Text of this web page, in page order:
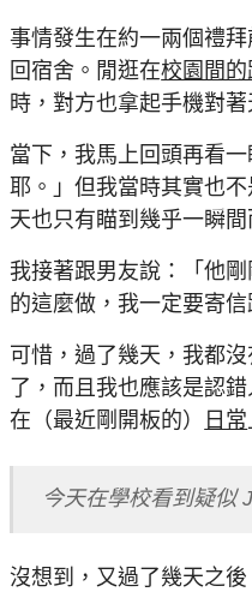
事情發生在約一兩個禮
回宿舍。閒逛在校園間的
時，對方也拿起手機對
當下，我馬上回頭再看
耶。」但我當時其實也
天也只有瞄到幾乎一瞬間
我接著跟男友說：「他
的這麼做，我一定要寄信
可惜，過了幾天，我都
了，而且我也應該是認
在（最近剛開板的）
日常
今天在學校看到疑似
沒想到，又過了幾天之